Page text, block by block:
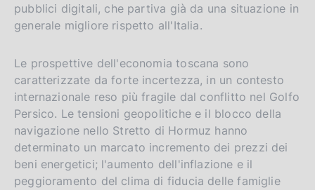
pubblici digitali, che partiva già da una situazione in
generale migliore rispetto all'Italia.
Le prospettive dell'economia toscana sono
caratterizzate da forte incertezza, in un contesto
internazionale reso più fragile dal conflitto nel Golfo
Persico. Le tensioni geopolitiche e il blocco della
navigazione nello Stretto di Hormuz hanno
determinato un marcato incremento dei prezzi dei
beni energetici; l'aumento dell'inflazione e il
peggioramento del clima di fiducia delle famiglie